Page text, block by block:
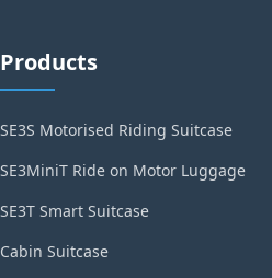
Products
SE3S Motorised Riding Suitcase
SE3MiniT Ride on Motor Luggage
SE3T Smart Suitcase
Cabin Suitcase